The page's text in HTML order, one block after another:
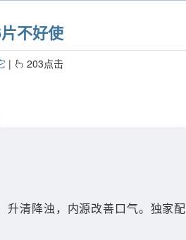
不好使
203点击
升清降浊，内源改善口气。独家配